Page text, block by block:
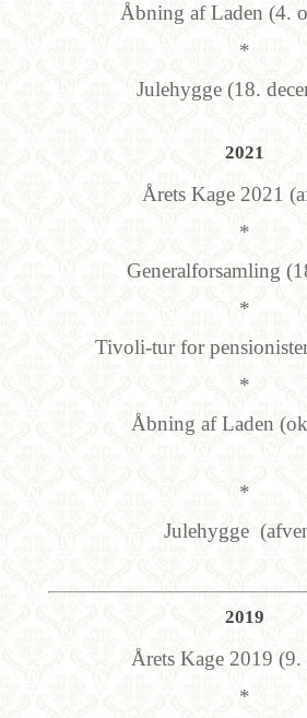
Åbning af Laden (4.
*
Julehygge (18.
2021
Årets Kage 2021
*
Generalforsamling
*
Tivoli-tur for
*
Åbning af Laden
*
Julehygge
2019
Årets Kage 2019 (9.
*